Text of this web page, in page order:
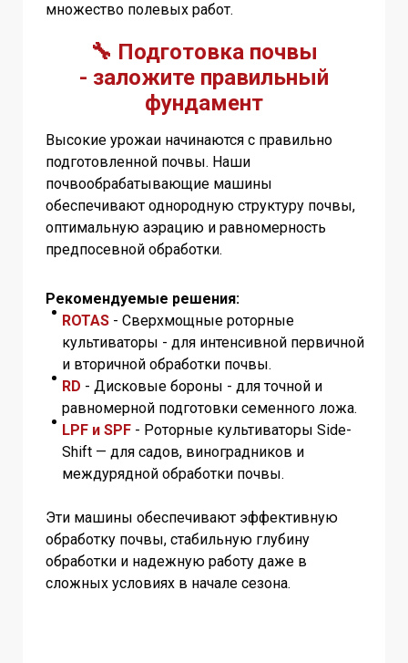
множество полевых работ.
🔧 Подготовка почвы
- заложите правильный
фундамент
Высокие урожаи начинаются с правильно
подготовленной почвы. Наши
почвообрабатывающие машины
обеспечивают однородную структуру почвы,
оптимальную аэрацию и равномерность
предпосевной обработки.
Рекомендуемые решения:
ROTAS - Сверхмощные роторные
культиваторы - для интенсивной первичной
и вторичной обработки почвы.
RD - Дисковые бороны - для точной и
равномерной подготовки семенного ложа.
LPF и SPF - Роторные культиваторы Side-
Shift — для садов, виноградников и
междурядной обработки почвы.
Эти машины обеспечивают эффективную
обработку почвы, стабильную глубину
обработки и надежную работу даже в
сложных условиях в начале сезона.